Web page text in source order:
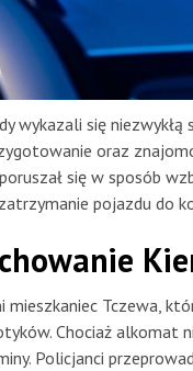
wykazali się
oraz
się w sposób
pojazdu do
Tczewa,
Chociaż alkomat
Policjanci